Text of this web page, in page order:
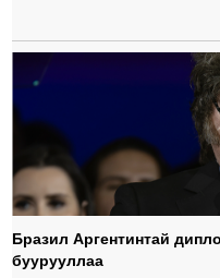
Бразил Аргентинтай
буурууллаа